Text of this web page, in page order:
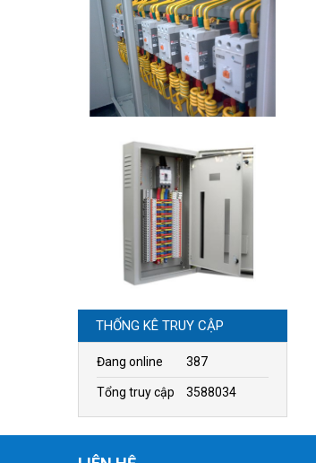
THỐNG KÊ TRUY CẬP
Đang online 387
Tổng truy cập 3588034